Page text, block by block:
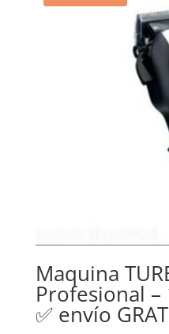
Maquina
Profesional –
✅ envío